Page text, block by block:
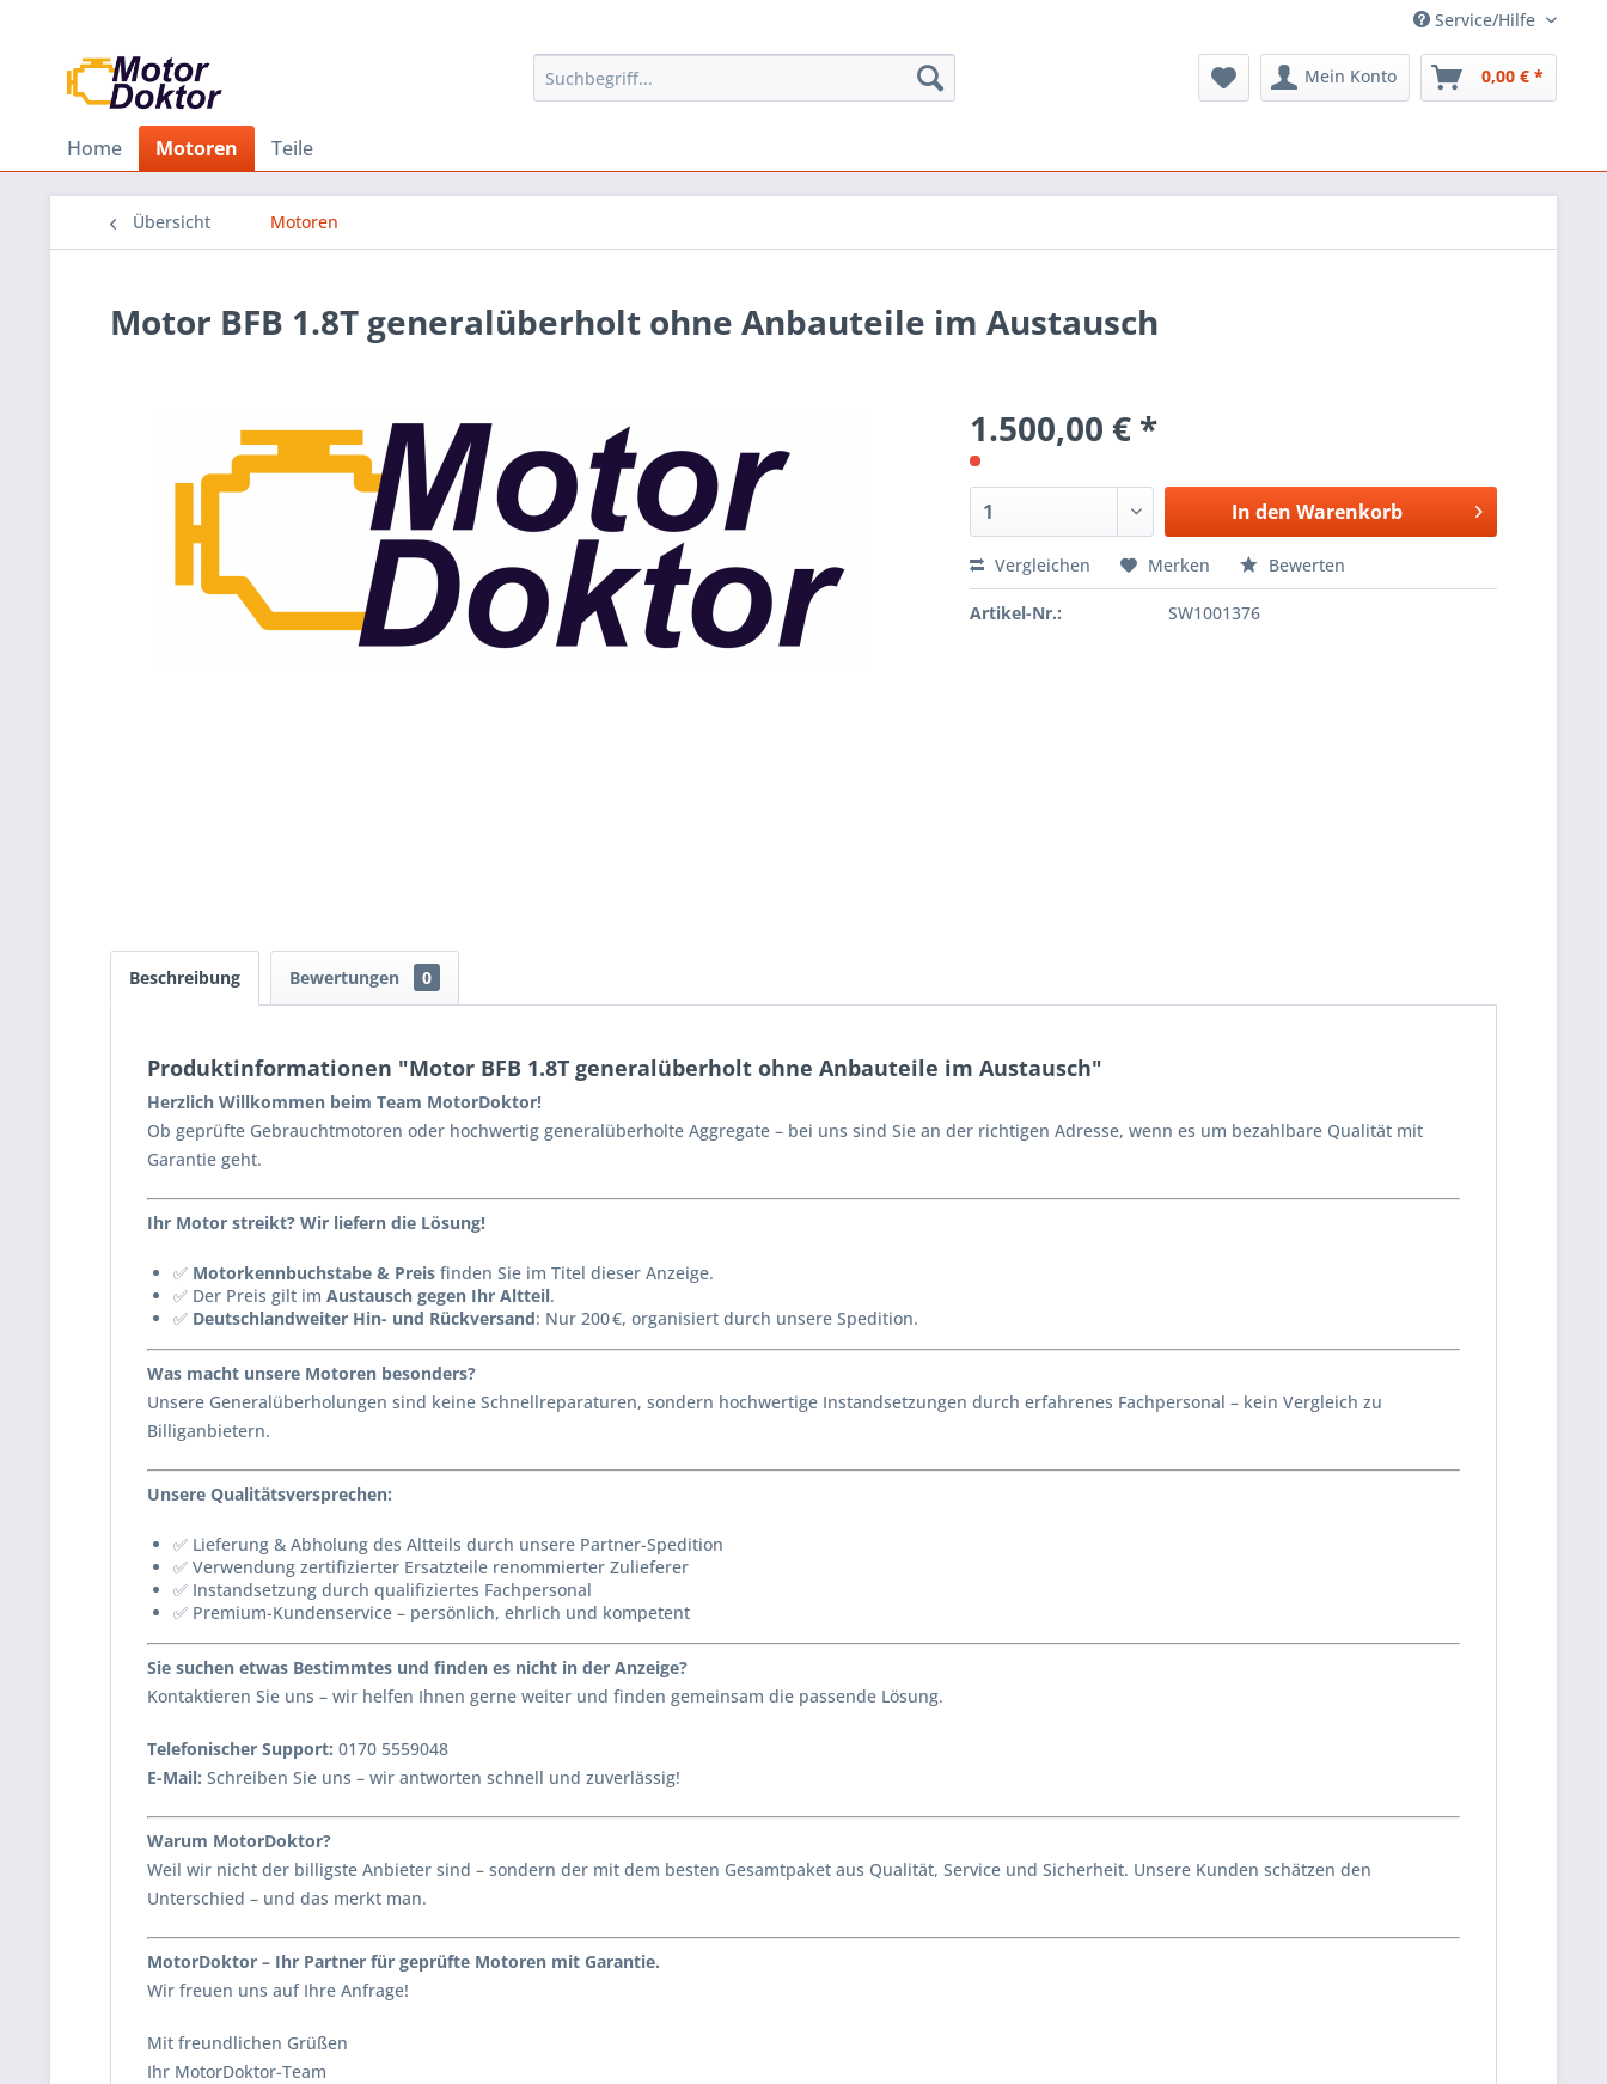
Service/Hilfe
Mein Konto 0,00 € *
Home Motoren Teile
Übersicht Motoren
Motor BFB 1.8T generalüberholt ohne Anbauteile im Austausch
1.500,00 € *
In den Warenkorb
Vergleichen Merken Bewerten
Artikel-Nr.: SW1001376
Beschreibung Bewertungen 0
Produktinformationen "Motor BFB 1.8T generalüberholt ohne Anbauteile im Austausch"
Herzlich Willkommen beim Team MotorDoktor!
Ob geprüfte Gebrauchtmotoren oder hochwertig generalüberholte Aggregate – bei uns sind Sie an der richtigen Adresse, wenn es um bezahlbare Qualität mit
Garantie geht.
Ihr Motor streikt? Wir liefern die Lösung!
✅ Motorkennbuchstabe & Preis finden Sie im Titel dieser Anzeige.
✅ Der Preis gilt im Austausch gegen Ihr Altteil.
✅ Deutschlandweiter Hin- und Rückversand: Nur 200 €, organisiert durch unsere Spedition.
Was macht unsere Motoren besonders?
Unsere Generalüberholungen sind keine Schnellreparaturen, sondern hochwertige Instandsetzungen durch erfahrenes Fachpersonal – kein Vergleich zu
Billiganbietern.
Unsere Qualitätsversprechen:
✅ Lieferung & Abholung des Altteils durch unsere Partner-Spedition
✅ Verwendung zertifizierter Ersatzteile renommierter Zulieferer
✅ Instandsetzung durch qualifiziertes Fachpersonal
✅ Premium-Kundenservice – persönlich, ehrlich und kompetent
Sie suchen etwas Bestimmtes und finden es nicht in der Anzeige?
Kontaktieren Sie uns – wir helfen Ihnen gerne weiter und finden gemeinsam die passende Lösung.
Telefonischer Support: 0170 5559048
E-Mail: Schreiben Sie uns – wir antworten schnell und zuverlässig!
Warum MotorDoktor?
Weil wir nicht der billigste Anbieter sind – sondern der mit dem besten Gesamtpaket aus Qualität, Service und Sicherheit. Unsere Kunden schätzen den
Unterschied – und das merkt man.
MotorDoktor – Ihr Partner für geprüfte Motoren mit Garantie.
Wir freuen uns auf Ihre Anfrage!
Mit freundlichen Grüßen
Ihr MotorDoktor-Team